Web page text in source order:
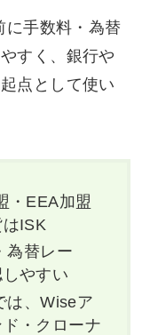
に手数料・為替
すく、銀行や
点として使い
・EEA加盟
ISK
為替レー
やすい
は、Wiseア
・クローナ